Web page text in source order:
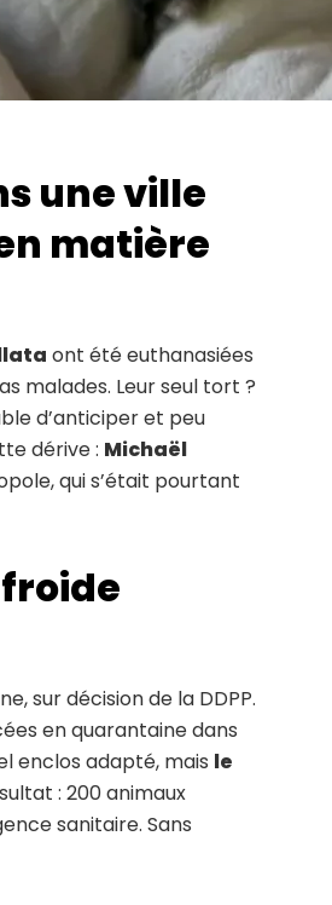
une ville
matière
ont été euthanasiées
malades. Leur seul tort ?
d’anticiper et peu
dérive : Michaël
qui s’était pourtant
sur décision de la DDPP.
en quarantaine dans
enclos adapté, mais le
: 200 animaux
sanitaire. Sans